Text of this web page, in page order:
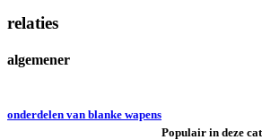
relaties
algemener
onderdelen van blanke wapens
Populair in deze